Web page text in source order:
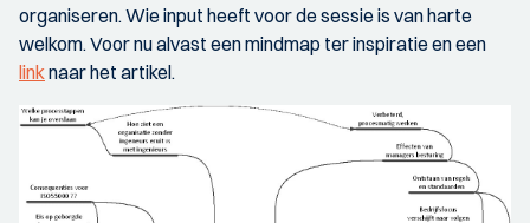
organiseren. Wie input heeft voor de sessie is van harte
welkom. Voor nu alvast een mindmap ter inspiratie en een
linknaar het artikel.